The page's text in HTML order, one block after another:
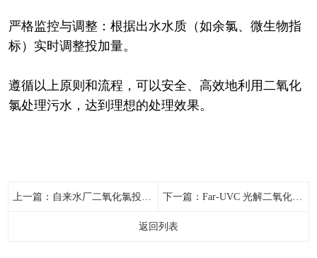
严格监控与调整：根据出水水质（如余氯、微生物指
标）实时调整投加量。
遵循以上原则和流程，可以安全、高效地利用二氧化
氯处理污水，达到理想的处理效果。
上一篇： 自来水厂二氧化氯投加量标准 下一篇： Far-UVC 光解二氧化氯降解水中微量有机污染物：光源筛选、氧化路径与消毒副产物风险评估
返回列表